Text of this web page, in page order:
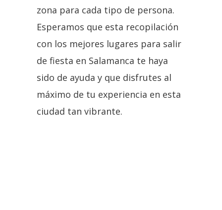
zona para cada tipo de persona.
Esperamos que esta recopilación
con los mejores lugares para salir
de fiesta en Salamanca te haya
sido de ayuda y que disfrutes al
máximo de tu experiencia en esta
ciudad tan vibrante.